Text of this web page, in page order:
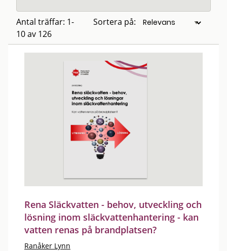
Antal träffar: 1-
10 av 126
Sortera på:
Rena Släckvatten - behov, utveckling och
lösning inom släckvattenhantering - kan
vatten renas på brandplatsen?
Ranåker Lynn